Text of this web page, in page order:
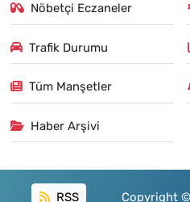
Nöbetçi Eczaneler
Trafik Durumu
Tüm Manşetler
Haber Arşivi
RSS Copyright ©